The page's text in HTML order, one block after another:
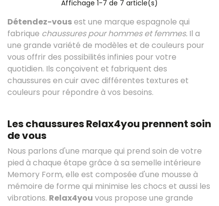
Affichage 1-7 de 7 article(s)
Détendez-vousest une marque espagnole qui
fabrique chaussures pour hommes et femmes. Il a
une grande variété de modèles et de couleurs pour
vous offrir des possibilités infinies pour votre
quotidien. Ils conçoivent et fabriquent des
chaussures en cuir avec différentes textures et
couleurs pour répondre à vos besoins.
Les chaussures Relax4you prennent soin
de vous
Nous parlons d'une marque qui prend soin de votre
pied à chaque étape grâce à sa semelle intérieure
Memory Form, elle est composée d'une mousse à
mémoire de forme qui minimise les chocs et aussi les
vibrations. Relax4you vous propose une grande